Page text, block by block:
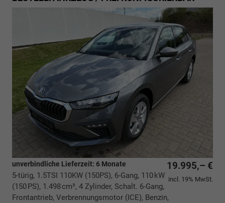
19.995,– €
incl. 19% MwSt.
unverbindliche Lieferzeit: 6 Monate
5-türig, 1.5TSI 110KW (150PS), 6-Gang, 110 kW
(150 PS), 1.498 cm³, 4 Zylinder, Schalt. 6-Gang,
Frontantrieb, Verbrennungsmotor (ICE), Benzin,